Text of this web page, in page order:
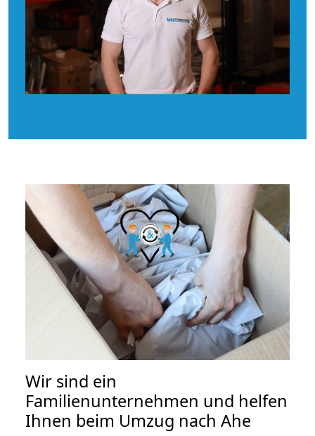
Wir sind ein
Familienunternehmen und helfen
Ihnen beim Umzug nach Ahe